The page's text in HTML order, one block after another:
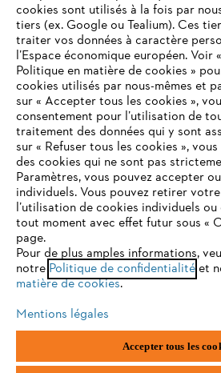
STIHL FAQ
Contact
Politique de protection des données
Mentions légales Utilisation des
ANDREAS STIHL NV, Veurtstraat 117, 2870
België/Belgique
VOTRE NAVIGATEUR
N'EST PLUS PRIS EN
Vous utilisez un navigateur Internet que
en charge, et certaines fonctionnalités
peuvent fonctionner correctement. Pour
optimale de notre site, nous vous
l'un des navigateurs suivants :
firefox
cookies sont utilisés à la fois par
tiers (ex. Google ou Tealium). Ces
traiter vos données à caractère
l’Espace économique européen. Voir
Politique en matière de cookies »
cookies utilisés par nous-mêmes et
sur « Accepter tous les cookies »,
consentement pour l’utilisation de
traitement des données qui y sont
sur « Refuser tous les cookies »,
des cookies qui ne sont pas
Paramètres, vous pouvez accepter
individuels. Vous pouvez retirer
l’utilisation de cookies individuels
tout moment avec effet futur sous «
page.
Pour de plus amples informations,
notre Politique de confidentialitéet
matière de cookies.
Mentions légales
Accepter tous les